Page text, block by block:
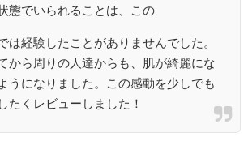
態でいられることは、この
は経験したことがありませんでした。
から周りの人達からも、肌が綺麗にな
うになりました。この感動を少しでも
たくレビューしました！